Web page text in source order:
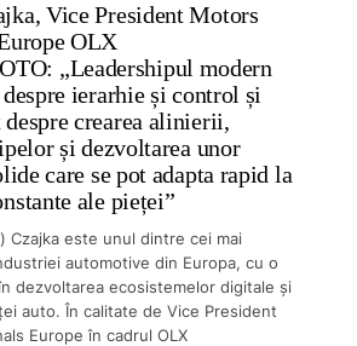
Vice President Motors
OLX
„Leadershipul modern
ierarhie și control și
crearea alinierii,
și dezvoltarea unor
care se pot adapta rapid la
ale pieței”
Czajka este unul dintre cei mai
automotive din Europa, cu o
dezvoltarea ecosistemelor digitale și
auto. În calitate de Vice President
Europe în cadrul OLX